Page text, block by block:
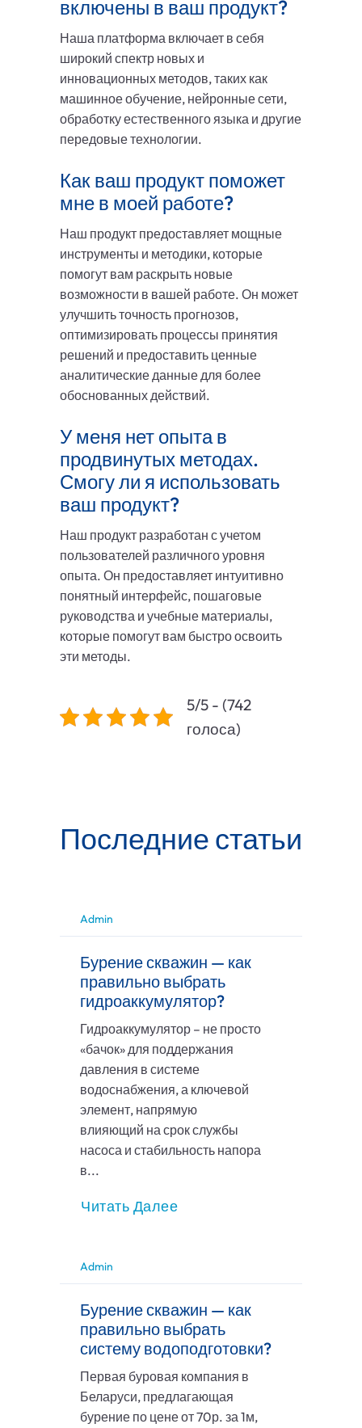
включены в ваш продукт?
Наша платформа включает в себя
широкий спектр новых и
инновационных методов, таких как
машинное обучение, нейронные сети,
обработку естественного языка и другие
передовые технологии.
Как ваш продукт поможет
мне в моей работе?
Наш продукт предоставляет мощные
инструменты и методики, которые
помогут вам раскрыть новые
возможности в вашей работе. Он может
улучшить точность прогнозов,
оптимизировать процессы принятия
решений и предоставить ценные
аналитические данные для более
обоснованных действий.
У меня нет опыта в
продвинутых методах.
Смогу ли я использовать
ваш продукт?
Наш продукт разработан с учетом
пользователей различного уровня
опыта. Он предоставляет интуитивно
понятный интерфейс, пошаговые
руководства и учебные материалы,
которые помогут вам быстро освоить
эти методы.
5/5 - (742
голоса)
Последние статьи
Admin
Бурение скважин — как
правильно выбрать
гидроаккумулятор?
Гидроаккумулятор – не просто
«бачок» для поддержания
давления в системе
водоснабжения, а ключевой
элемент, напрямую
влияющий на срок службы
насоса и стабильность напора
в...
Читать Далее
Admin
Бурение скважин — как
правильно выбрать
систему водоподготовки?
Первая буровая компания в
Беларуси, предлагающая
бурение по цене от 70р. за 1м,